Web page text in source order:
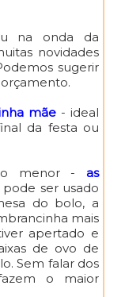
na onda da
novidades
sugerir
mãe - ideal
da festa ou
menor - as
ser usado
do bolo, a
mais
apertado e
de ovo de
Sem falar dos
o maior